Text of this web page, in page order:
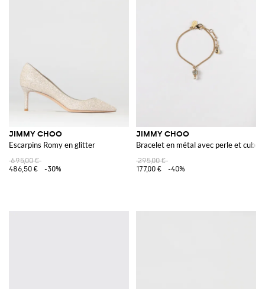
JIMMY CHOO
Escarpins Romy en glitter
695,00 €
486,50 €
-30%
JIMMY CHOO
Bracelet en métal avec perle et cube
295,00 €
177,00 €
-40%